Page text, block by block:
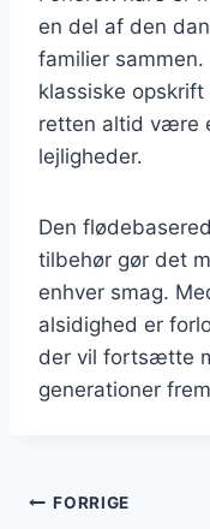
en del af den
familier
klassiske
retten altid være
lejligheder.
Den
tilbehør gør det
enhver smag.
alsidighed er
der vil fortsætte
generationer
FORRIGE